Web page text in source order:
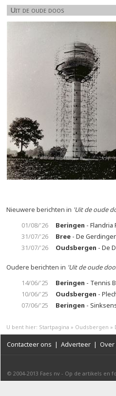
Uit de oude doos
Nieuwere berichten in 'Uit de oude
01/08/'26
Beringen - Flandria
31/07/'26
Bree - De
31/07/'26
Oudsbergen - De
Oudere berichten in 'Uit de oude
14/06/'25
Beringen - Tennis
10/06/'25
Oudsbergen -
07/06/'25
Beringen -
U bent hier: Startpagina » Oudsbergen »
Contacteer ons | Adverteer | Over
© 2004-2013 Faes nv - Op de artikels en